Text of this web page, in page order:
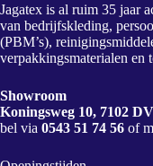
Jagatex is al ruim 35 jaar
van bedrijfskleding,
(PBM’s),
verpakkingsmaterialen en
Showroom
Koningsweg 10, 7102
bel via 0543 51 74 56 of